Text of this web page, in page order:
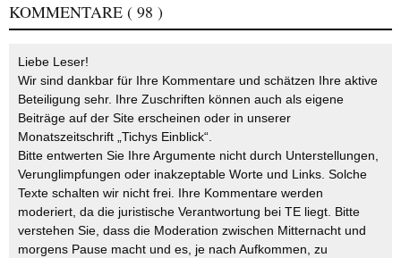
KOMMENTARE ( 98 )
Liebe Leser!
Wir sind dankbar für Ihre Kommentare und schätzen Ihre aktive
Beteiligung sehr. Ihre Zuschriften können auch als eigene
Beiträge auf der Site erscheinen oder in unserer
Monatszeitschrift „Tichys Einblick“.
Bitte entwerten Sie Ihre Argumente nicht durch Unterstellungen,
Verunglimpfungen oder inakzeptable Worte und Links. Solche
Texte schalten wir nicht frei. Ihre Kommentare werden
moderiert, da die juristische Verantwortung bei TE liegt. Bitte
verstehen Sie, dass die Moderation zwischen Mitternacht und
morgens Pause macht und es, je nach Aufkommen, zu